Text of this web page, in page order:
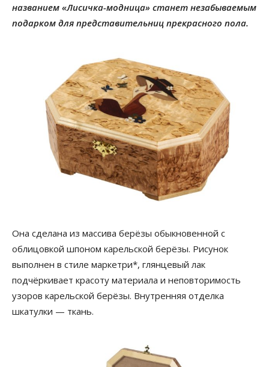
названием «Лисичка-модница» станет незабываемым
подарком для представительниц прекрасного пола.
Она сделана из массива берёзы обыкновенной с
облицовкой шпоном карельской берёзы. Рисунок
выполнен в стиле маркетри*, глянцевый лак
подчёркивает красоту материала и неповторимость
узоров карельской берёзы. Внутренняя отделка
шкатулки — ткань.